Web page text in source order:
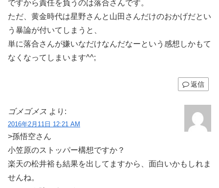
ですから責任を負うのは落合さんです。
ただ、黄金時代は星野さんと山田さんだけのおかげだとい
う暴論が付いてしまうと、
単に落合さんが嫌いなだけなんだなーという感想しかもて
なくなってしまいます^^;
返信
ゴメゴメス より:
2016年2月11日 12:21 AM
>孫悟空さん
小笠原のストッパー構想ですか？
楽天の松井裕も結果を出してますから、面白いかもしれま
せんね。